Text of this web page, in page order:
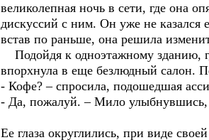
великолепная ночь в сети, где она
дискуссий с ним. Он уже не казался
встав по раньше, она решила
Подойдя к одноэтажному зданию,
впорхнула в еще безлюдный салон.
- Кофе? – спросила, подошедшая
- Да, пожалуй. – Мило улыбнувшись,
Ее глаза округлились, при виде